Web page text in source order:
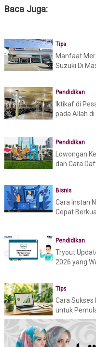
Baca Juga:
Tips
Manfaat
Suzuki Di
Pendidikan
Iktikaf di
pada Allah
Pendidikan
Lowongan
dan Cara
Bisnis
Cara Instan
Cepat
Pendidikan
Tryout
2026 yang
Tips
Cara Sukses
untuk